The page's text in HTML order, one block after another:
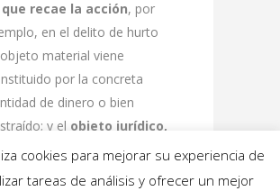
recae la acción, por
en el delito de hurto
material viene
por la concreta
de dinero o bien
y el objeto jurídico,
jurídico protegido, es
bien o valor de la vida de
cookies para mejorar su experiencia de
tareas de análisis y ofrecer un mejor